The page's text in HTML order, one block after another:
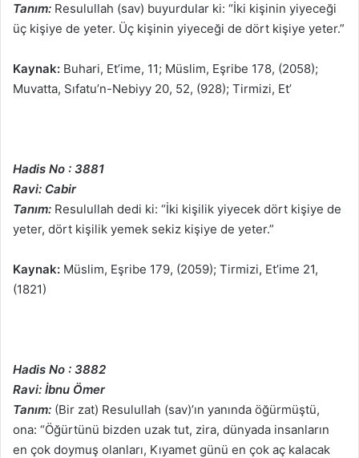
Tanım: Resulullah (sav) buyurdular ki: “İki kişinin yiyeceği
üç kişiye de yeter. Üç kişinin yiyeceği de dört kişiye yeter.”
Kaynak: Buhari, Et’ime, 11; Müslim, Eşribe 178, (2058);
Muvatta, Sıfatu’n-Nebiyy 20, 52, (928); Tirmizi, Et’
Hadis No : 3881
Ravi: Cabir
Tanım: Resulullah dedi ki: “İki kişilik yiyecek dört kişiye de
yeter, dört kişilik yemek sekiz kişiye de yeter.”
Kaynak: Müslim, Eşribe 179, (2059); Tirmizi, Et’ime 21,
(1821)
Hadis No : 3882
Ravi: İbnu Ömer
Tanım: (Bir zat) Resulullah (sav)’ın yanında öğürmüştü,
ona: “Öğürtünü bizden uzak tut, zira, dünyada insanların
en çok doymuş olanları, Kıyamet günü en çok aç kalacak